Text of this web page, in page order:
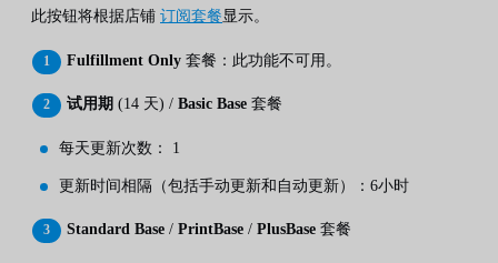
此按钮将根据店铺 订阅套餐显示。
Fulfillment Only 套餐：此功能不可用。
试用期 (14 天) / Basic Base 套餐
每天更新次数： 1
更新时间相隔（包括手动更新和自动更新）：6小时
Standard Base / PrintBase / PlusBase 套餐